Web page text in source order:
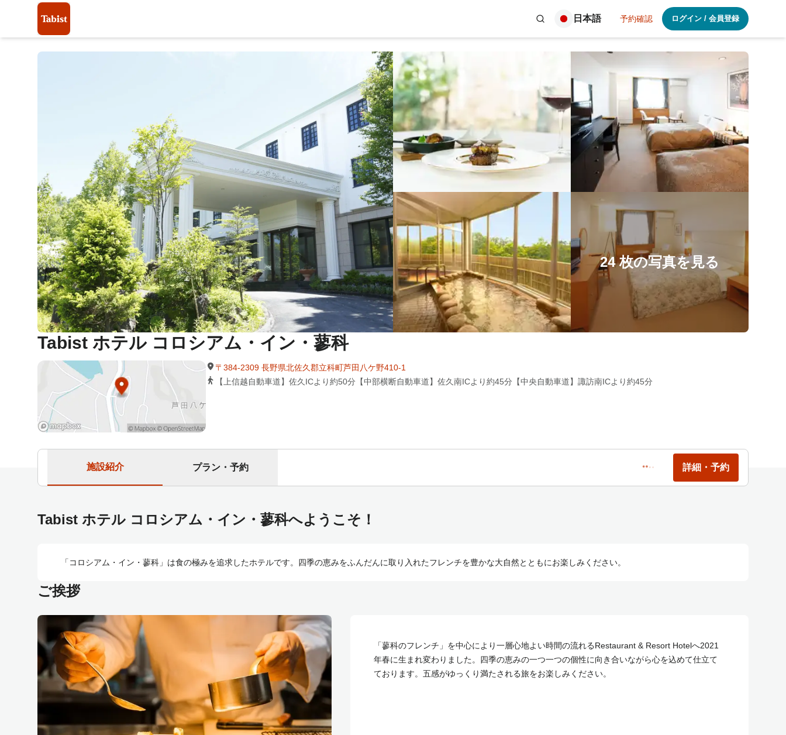
日本語 予約確認 ログイン / 会員登録
24枚の写真を見る
Tabist ホテル コロシアム・イン・蓼科
〒384-2309 長野県北佐久郡立科町芦田八ケ野410-1
【上信越自動車道】佐久ICより約50分【中部横断自動車道】佐久南ICより約45分【中央自動車道】諏訪南ICより約45分
施設紹介 プラン・予約 詳細・予約
Tabist ホテル コロシアム・イン・蓼科へようこそ！
「コロシアム・イン・蓼科」は食の極みを追求したホテルです。四季の恵みをふんだんに取り入れたフレンチを豊かな大自然とともにお楽しみください。
ご挨拶
「蓼科のフレンチ」を中心により一層心地よい時間の流れるRestaurant & Resort Hotelへ2021
年春に生まれ変わりました。四季の恵みの一つ一つの個性に向き合いながら心を込めて仕立て
ております。五感がゆっくり満たされる旅をお楽しみください。